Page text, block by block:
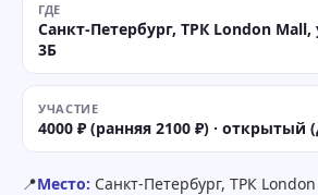
ГДЕ
Санкт-Петербург, ТРК London
3Б
УЧАСТИЕ
4000 ₽ (ранняя 2100 ₽) · открытый
📍Место: Санкт-Петербург, ТРК